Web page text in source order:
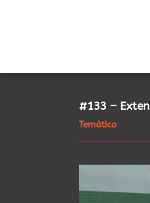
#133 –
Temático